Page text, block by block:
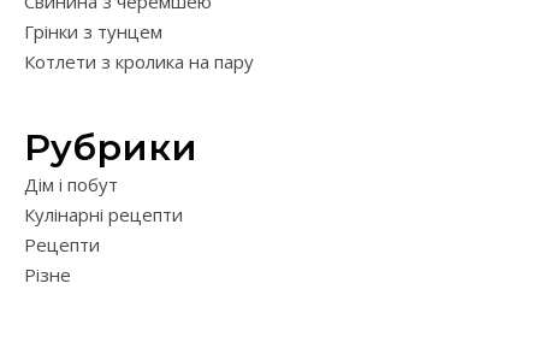
Грінки з тунцем
Котлети з кролика на пару
Рубрики
Дім і побут
Кулінарні рецепти
Рецепти
Різне